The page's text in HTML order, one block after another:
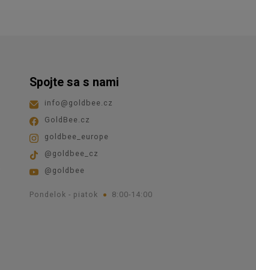
Spojte sa s nami
info @ goldbee.cz
GoldBee.cz
goldbee_europe
@goldbee_cz
@goldbee
Pondelok - piatok 8:00-14:00